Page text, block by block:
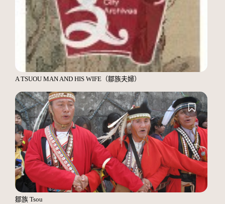
A TSUOU MAN AND HIS WIFE（鄒族夫婦）
鄒族 Tsou